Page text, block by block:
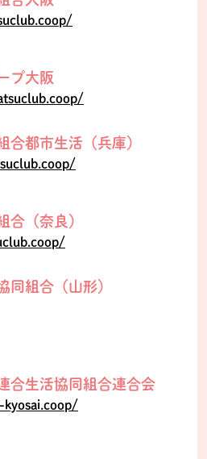
プ大阪
合都市生活（兵庫）
合（奈良）
同組合（山形）
合生活協同組合連合会